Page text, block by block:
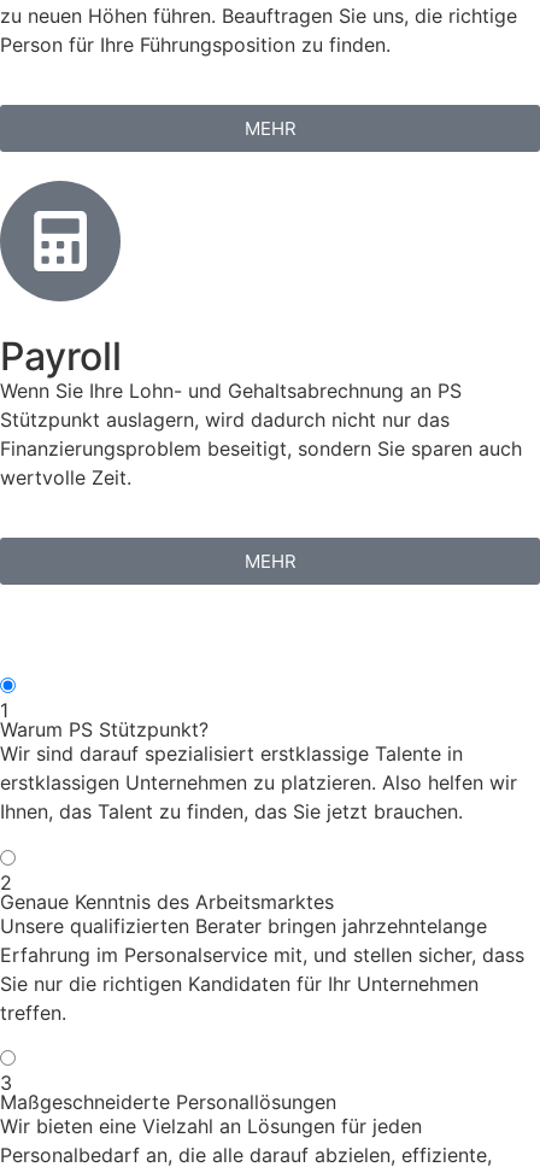
zu neuen Höhen führen. Beauftragen Sie uns, die richtige
Person für Ihre Führungsposition zu finden.
MEHR
Payroll
Wenn Sie Ihre Lohn- und Gehaltsabrechnung an PS
Stützpunkt auslagern, wird dadurch nicht nur das
Finanzierungsproblem beseitigt, sondern Sie sparen auch
wertvolle Zeit.
MEHR
1
Warum PS Stützpunkt?
Wir sind darauf spezialisiert erstklassige Talente in
erstklassigen Unternehmen zu platzieren. Also helfen wir
Ihnen, das Talent zu finden, das Sie jetzt brauchen.
2
Genaue Kenntnis des Arbeitsmarktes
Unsere qualifizierten Berater bringen jahrzehntelange
Erfahrung im Personalservice mit, und stellen sicher, dass
Sie nur die richtigen Kandidaten für Ihr Unternehmen
treffen.
3
Maßgeschneiderte Personallösungen
Wir bieten eine Vielzahl an Lösungen für jeden
Personalbedarf an, die alle darauf abzielen, effiziente,